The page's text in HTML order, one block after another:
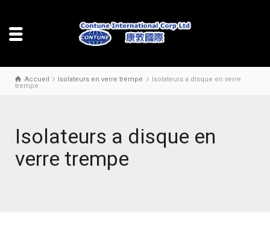
Accueil Isolateurs en verre trempe
Isolateurs a disque en verre
trempe
Isolateurs a disque en
verre trempe